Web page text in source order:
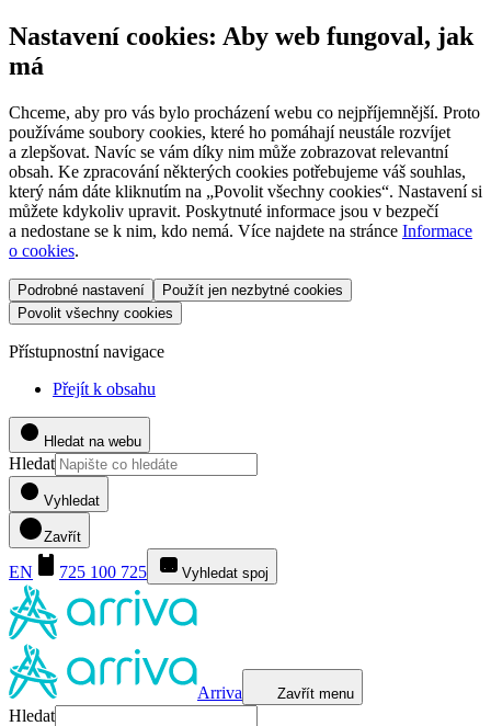
Nastavení cookies: Aby web fungoval, jak
má
Chceme, aby pro vás bylo procházení webu co nejpříjemnější. Proto
používáme soubory cookies, které ho pomáhají neustále rozvíjet
a zlepšovat. Navíc se vám díky nim může zobrazovat relevantní
obsah. Ke zpracování některých cookies potřebujeme váš souhlas,
který nám dáte kliknutím na „Povolit všechny cookies“. Nastavení si
můžete kdykoliv upravit. Poskytnuté informace jsou v bezpečí
a nedostane se k nim, kdo nemá. Více najdete na stránce Informace
o cookies.
Podrobné nastavení
Použít jen nezbytné cookies
Povolit všechny cookies
Přístupnostní navigace
Přejít k obsahu
Hledat na webu
Hledat
Vyhledat
Zavřít
EN 725 100 725 Vyhledat spoj
Arriva Zavřít menu
Hledat